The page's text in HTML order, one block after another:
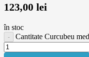
123,00 lei
în stoc
Cantitate Curcubeu